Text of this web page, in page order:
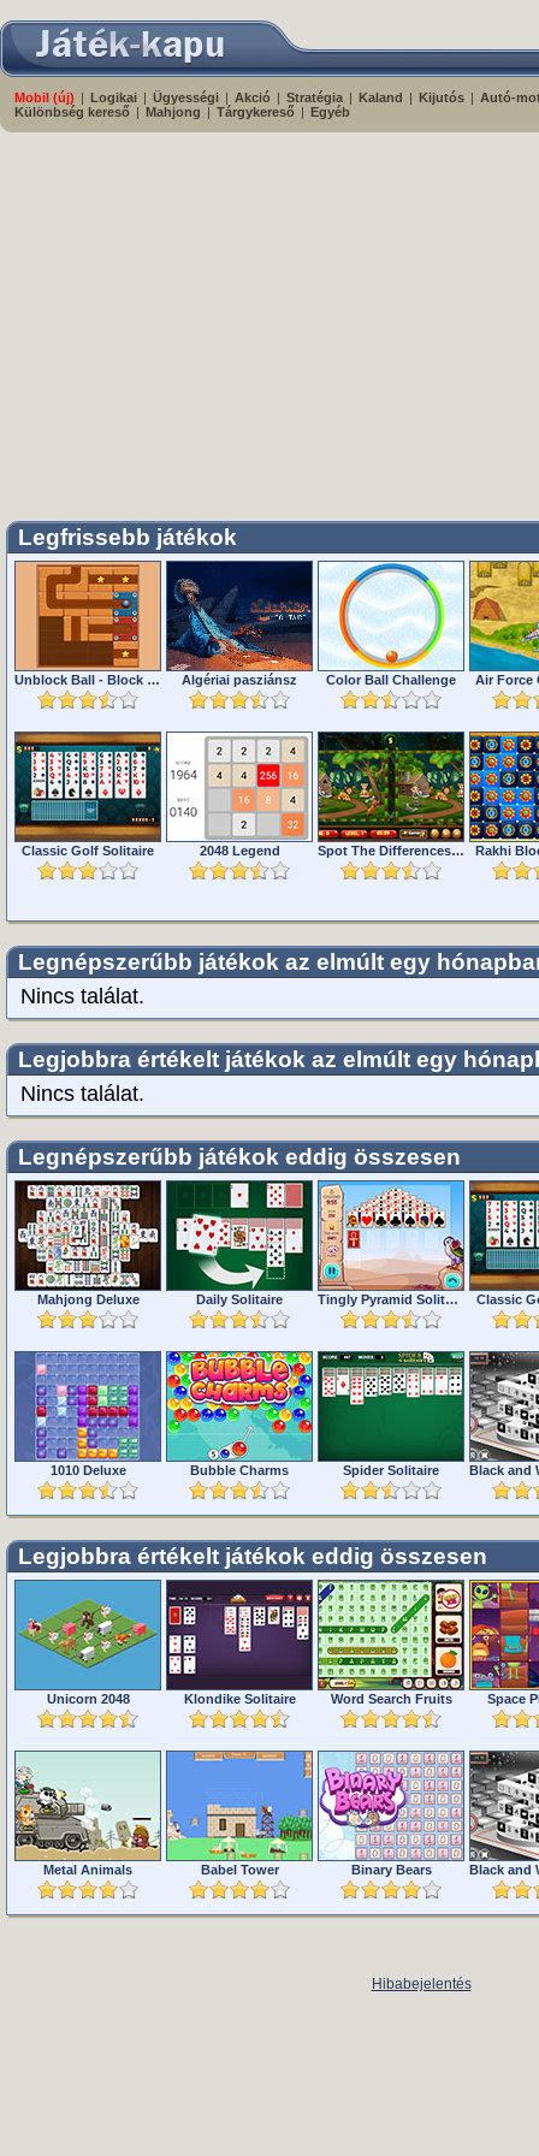
Mobil (új) | Logikai | Ügyességi | Akció | Stratégia | Kaland | Kijutós | Autó-
Különbség kereső | Mahjong | Tárgykereső | Egyéb
Legfrissebb játékok
Unblock Ball - Block Puzzle Algériai pasziánsz Color Ball Challenge Air Force
Classic Golf Solitaire 2048 Legend Spot The Differences Forests Rakhi
Legnépszerűbb játékok az elmúlt egy
Nincs találat.
Legjobbra értékelt játékok az elmúlt egy
Nincs találat.
Legnépszerűbb játékok eddig összesen
Mahjong Deluxe Daily Solitaire Tingly Pyramid Solitaire Classic
1010 Deluxe Bubble Charms Spider Solitaire
Legjobbra értékelt játékok eddig összesen
Unicorn 2048 Klondike Solitaire Word Search Fruits Space
Metal Animals Babel Tower Binary Bears
Hibabejelentés